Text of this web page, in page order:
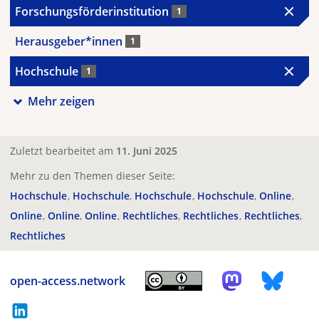
Forschungsförderinstitution 1
Herausgeber*innen 1
Hochschule 1
Mehr zeigen
Zuletzt bearbeitet am 11. Juni 2025
Mehr zu den Themen dieser Seite:
Hochschule Hochschule Hochschule Hochschule Online
Online Online Online Rechtliches Rechtliches Rechtliches
Rechtliches
open-access.network